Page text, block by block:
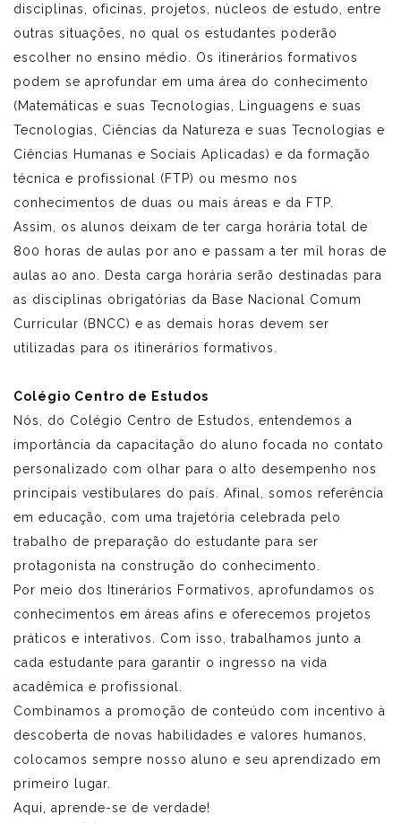
disciplinas, oficinas, projetos, núcleos de estudo, entre
outras situações, no qual os estudantes poderão
escolher no ensino médio. Os itinerários formativos
podem se aprofundar em uma área do conhecimento
(Matemáticas e suas Tecnologias, Linguagens e suas
Tecnologias, Ciências da Natureza e suas Tecnologias e
Ciências Humanas e Sociais Aplicadas) e da formação
técnica e profissional (FTP) ou mesmo nos
conhecimentos de duas ou mais áreas e da FTP.
Assim, os alunos deixam de ter carga horária total de
800 horas de aulas por ano e passam a ter mil horas de
aulas ao ano. Desta carga horária serão destinadas para
as disciplinas obrigatórias da Base Nacional Comum
Curricular (BNCC) e as demais horas devem ser
utilizadas para os itinerários formativos.
Colégio Centro de Estudos
Nós, do Colégio Centro de Estudos, entendemos a
importância da capacitação do aluno focada no contato
personalizado com olhar para o alto desempenho nos
principais vestibulares do país. Afinal, somos referência
em educação, com uma trajetória celebrada pelo
trabalho de preparação do estudante para ser
protagonista na construção do conhecimento.
Por meio dos Itinerários Formativos, aprofundamos os
conhecimentos em áreas afins e oferecemos projetos
práticos e interativos. Com isso, trabalhamos junto a
cada estudante para garantir o ingresso na vida
acadêmica e profissional.
Combinamos a promoção de conteúdo com incentivo à
descoberta de novas habilidades e valores humanos,
colocamos sempre nosso aluno e seu aprendizado em
primeiro lugar.
Aqui, aprende-se de verdade!